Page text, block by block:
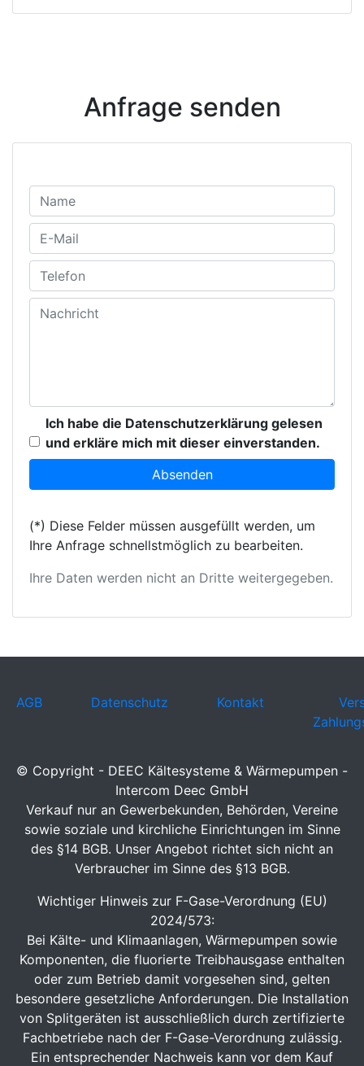
Anfrage senden
Ich habe die Datenschutzerklärung gelesen
und erkläre mich mit dieser einverstanden.
(*) Diese Felder müssen ausgefüllt werden, um
Ihre Anfrage schnellstmöglich zu bearbeiten.
Ihre Daten werden nicht an Dritte weitergegeben.
AGB Datenschutz Kontakt
© Copyright - DEEC Kältesysteme & Wärmepumpen -
Intercom Deec GmbH
Verkauf nur an Gewerbekunden, Behörden, Vereine
sowie soziale und kirchliche Einrichtungen im Sinne
des §14 BGB. Unser Angebot richtet sich nicht an
Verbraucher im Sinne des §13 BGB.
Wichtiger Hinweis zur F-Gase-Verordnung (EU)
2024/573:
Bei Kälte- und Klimaanlagen, Wärmepumpen sowie
Komponenten, die fluorierte Treibhausgase enthalten
oder zum Betrieb damit vorgesehen sind, gelten
besondere gesetzliche Anforderungen. Die Installation
von Splitgeräten ist ausschließlich durch zertifizierte
Fachbetriebe nach der F-Gase-Verordnung zulässig.
Ein entsprechender Nachweis kann vor dem Kauf